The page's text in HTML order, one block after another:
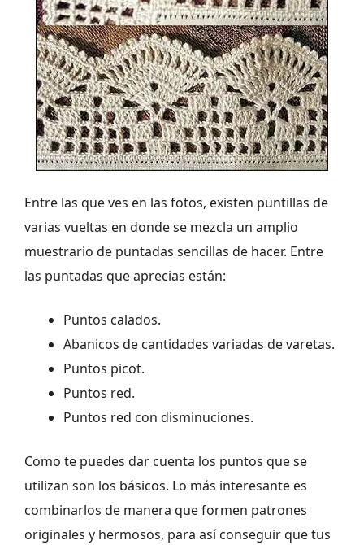
Entre las que ves en las fotos, existen puntillas de
varias vueltas en donde se mezcla un amplio
muestrario de puntadas sencillas de hacer. Entre
las puntadas que aprecias están:
Puntos calados.
Abanicos de cantidades variadas de varetas.
Puntos picot.
Puntos red.
Puntos red con disminuciones.
Como te puedes dar cuenta los puntos que se
utilizan son los básicos. Lo más interesante es
combinarlos de manera que formen patrones
originales y hermosos, para así conseguir que tus